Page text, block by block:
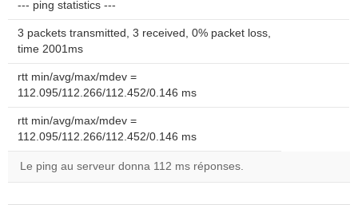
--- ping statistics ---
3 packets transmitted, 3 received, 0% packet loss,
time 2001ms
rtt min/avg/max/mdev =
112.095/112.266/112.452/0.146 ms
rtt min/avg/max/mdev =
112.095/112.266/112.452/0.146 ms
Le ping au serveur donna 112 ms réponses.